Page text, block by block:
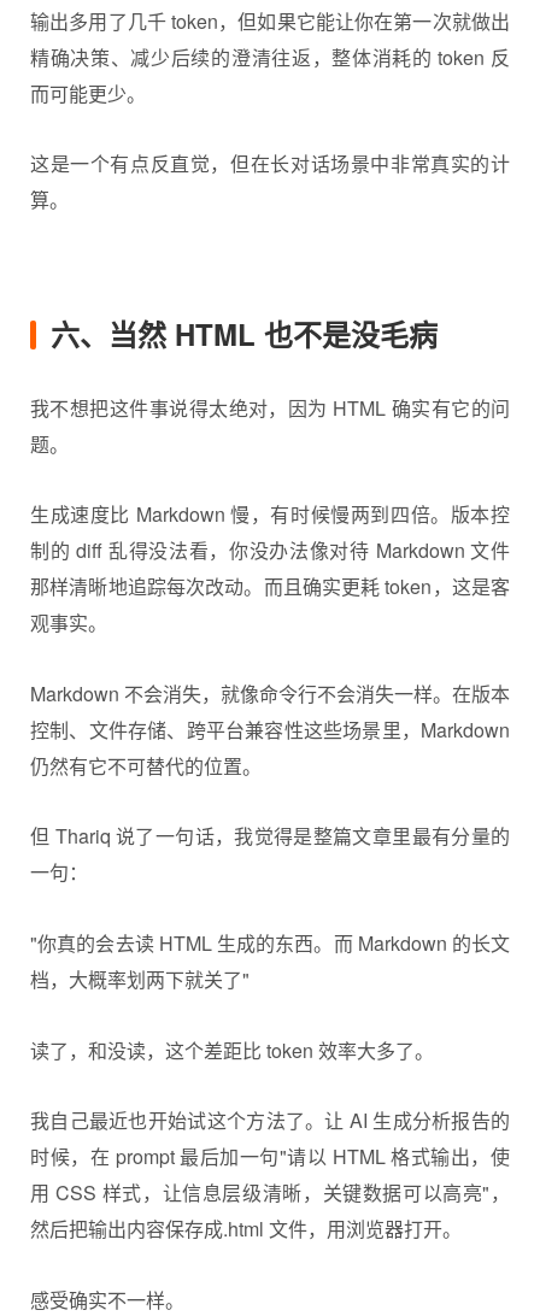
输出多用了几千 token，但如果它能让你在第一次就做出
精确决策、减少后续的澄清往返，整体消耗的 token 反
而可能更少。
这是一个有点反直觉，但在长对话场景中非常真实的计
算。
六、当然 HTML 也不是没毛病
我不想把这件事说得太绝对，因为 HTML 确实有它的问
题。
生成速度比 Markdown 慢，有时候慢两到四倍。版本控
制的 diff 乱得没法看，你没办法像对待 Markdown 文件
那样清晰地追踪每次改动。而且确实更耗 token，这是客
观事实。
Markdown 不会消失，就像命令行不会消失一样。在版本
控制、文件存储、跨平台兼容性这些场景里，Markdown
仍然有它不可替代的位置。
但 Thariq 说了一句话，我觉得是整篇文章里最有分量的
一句：
"你真的会去读 HTML 生成的东西。而 Markdown 的长文
档，大概率划两下就关了"
读了，和没读，这个差距比 token 效率大多了。
我自己最近也开始试这个方法了。让 AI 生成分析报告的
时候，在 prompt 最后加一句"请以 HTML 格式输出，使
用 CSS 样式，让信息层级清晰，关键数据可以高亮"，
然后把输出内容保存成.html 文件，用浏览器打开。
感受确实不一样。